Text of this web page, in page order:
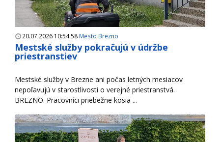
20.07.2026 10:54:58 Mesto Brezno
Mestské služby pokračujú v údržbe
priestranstiev
Mestské služby v Brezne ani počas letných mesiacov
nepoľavujú v starostlivosti o verejné priestranstvá.
BREZNO. Pracovníci priebežne kosia ...